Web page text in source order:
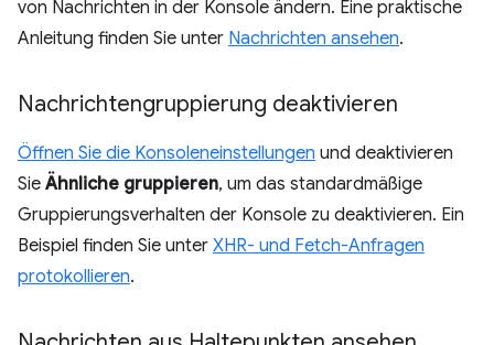
von Nachrichten in der Konsole ändern. Eine praktische
Anleitung finden Sie unter Nachrichten ansehen.
Nachrichtengruppierung deaktivieren
Öffnen Sie die Konsoleneinstellungen und deaktivieren
Sie Ähnliche gruppieren, um das standardmäßige
Gruppierungsverhalten der Konsole zu deaktivieren. Ein
Beispiel finden Sie unter XHR- und Fetch-Anfragen
protokollieren.